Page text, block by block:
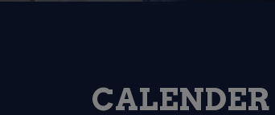
CALENDER